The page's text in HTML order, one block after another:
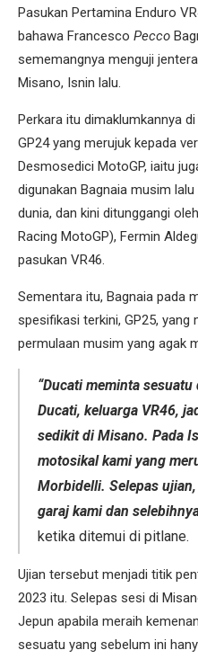
Pasukan Pertamina Enduro
bahawa Francesco Pecco
sememangnya menguji
Misano, Isnin lalu.
Perkara itu dimaklumkannya
GP24 yang merujuk kepada
Desmosedici MotoGP, iaitu
digunakan Bagnaia musim
dunia, dan kini ditunggangi
Racing MotoGP), Fermin
pasukan VR46.
Sementara itu, Bagnaia pada
spesifikasi terkini, GP25, yang
permulaan musim yang agak
“Ducati meminta
Ducati, keluarga VR46,
sedikit di Misano. Pada
motosikal kami yang
Morbidelli. Selepas
garaj kami dan
ketika ditemui di pitlane.
Ujian tersebut menjadi titik
2023 itu. Selepas sesi di
Jepun apabila meraih
sesuatu yang sebelum ini